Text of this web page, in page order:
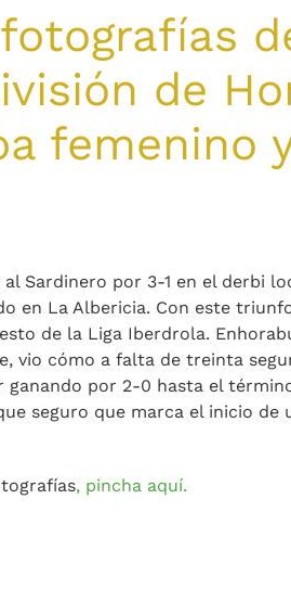
de
femenino
Sardinero por 3-1 en el derbi
en La Albericia. Con este
de la Liga Iberdrola.
vio cómo a falta de treinta
ganando por 2-0 hasta el
seguro que marca el inicio de
, pincha aquí.